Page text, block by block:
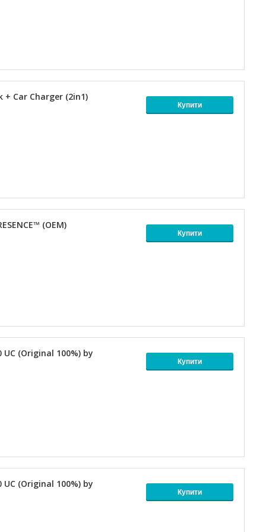
Купити
+ Car Charger (2in1)
Купити
(OEM)
Купити
(Original 100%) by
Купити
(Original 100%) by